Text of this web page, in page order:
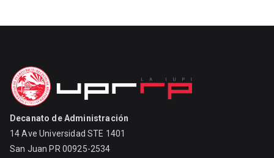
Decanato de Administración
14 Ave Universidad STE 1401
San Juan PR 00925-2534